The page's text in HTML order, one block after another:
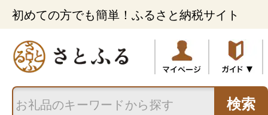
初めての方でも簡単！ふるさと納税サイト
検索